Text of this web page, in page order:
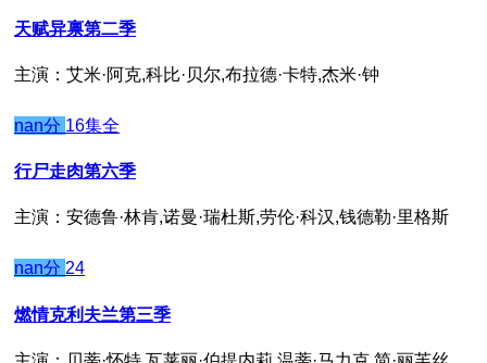
天赋异禀第二季
主演：艾米·阿克,科比·贝尔,布拉德·卡特,杰米·钟
nan分 16集全
行尸走肉第六季
主演：安德鲁·林肯,诺曼·瑞杜斯,劳伦·科汉,钱德勒·里格斯
nan分 24
燃情克利夫兰第三季